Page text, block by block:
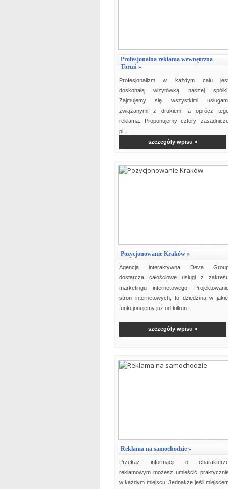
Profesjonalna reklama wewnętrzna
Toruń »
Profesjonalizm w każdym calu
doskonałą wizytówką naszej
Zajmujemy się wszystkimi
związanymi z drukiem, a oprócz
reklamą. Proponujemy cztery
pi...
szczegóły wpisu »
Pozycjonowanie Kraków »
Agencja interaktywna Deva
dostarcza całościowe usługi z
marketingu internetowego.
stron internetowych, to dziedzina w
funkcjonujemy już od kilkun...
szczegóły wpisu »
Reklama na samochodzie »
Przekaz informacji o
reklamowym możesz umieścić
w każdym miejscu. Jednakże jeśli